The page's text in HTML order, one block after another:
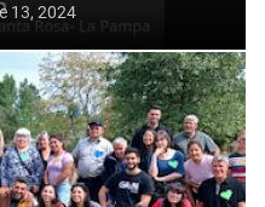
13, 2024